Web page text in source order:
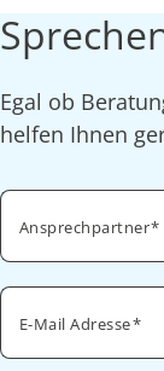
Egal ob
helfen Ihnen
Ansprechpartner
E-Mail Adresse